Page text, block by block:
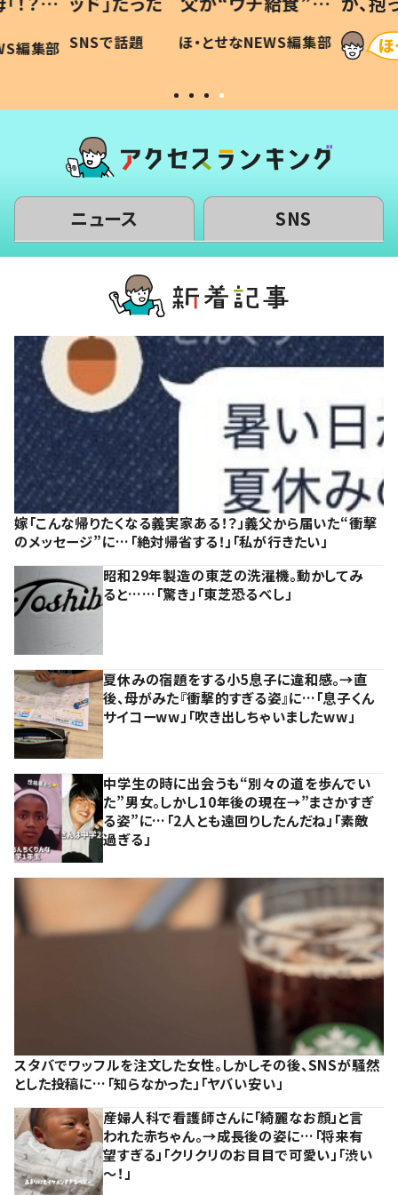
編集部
作り続ける理由とは #令和の親
#令和の子
SNSで話題 ほ・とせなNEWS編集部 「涙が
い」
ニュース SNS
嫁「こんな帰りたくなる義実家ある！？」義父から届いた“衝撃
のメッセージ”に…「絶対帰省する！」「私が行きたい」
昭和29年製造の東芝の洗濯機。動かしてみ
ると……「驚き」「東芝恐るべし」
夏休みの宿題をする小5息子に違和感。→直
後、母がみた『衝撃的すぎる姿』に…「息子くん
サイコーww」「吹き出しちゃいましたww」
中学生の時に出会うも“別々の道を歩んでい
た”男女。しかし10年後の現在→”まさかすぎ
る姿”に…「2人とも遠回りしたんだね」「素敵
過ぎる」
スタバでワッフルを注文した女性。しかしその後、SNSが騒然
とした投稿に…「知らなかった」「ヤバい安い」
産婦人科で看護師さんに「綺麗なお顔」と言
われた赤ちゃん。→成長後の姿に…「将来有
望すぎる」「クリクリのお目目で可愛い」「渋い
～！」